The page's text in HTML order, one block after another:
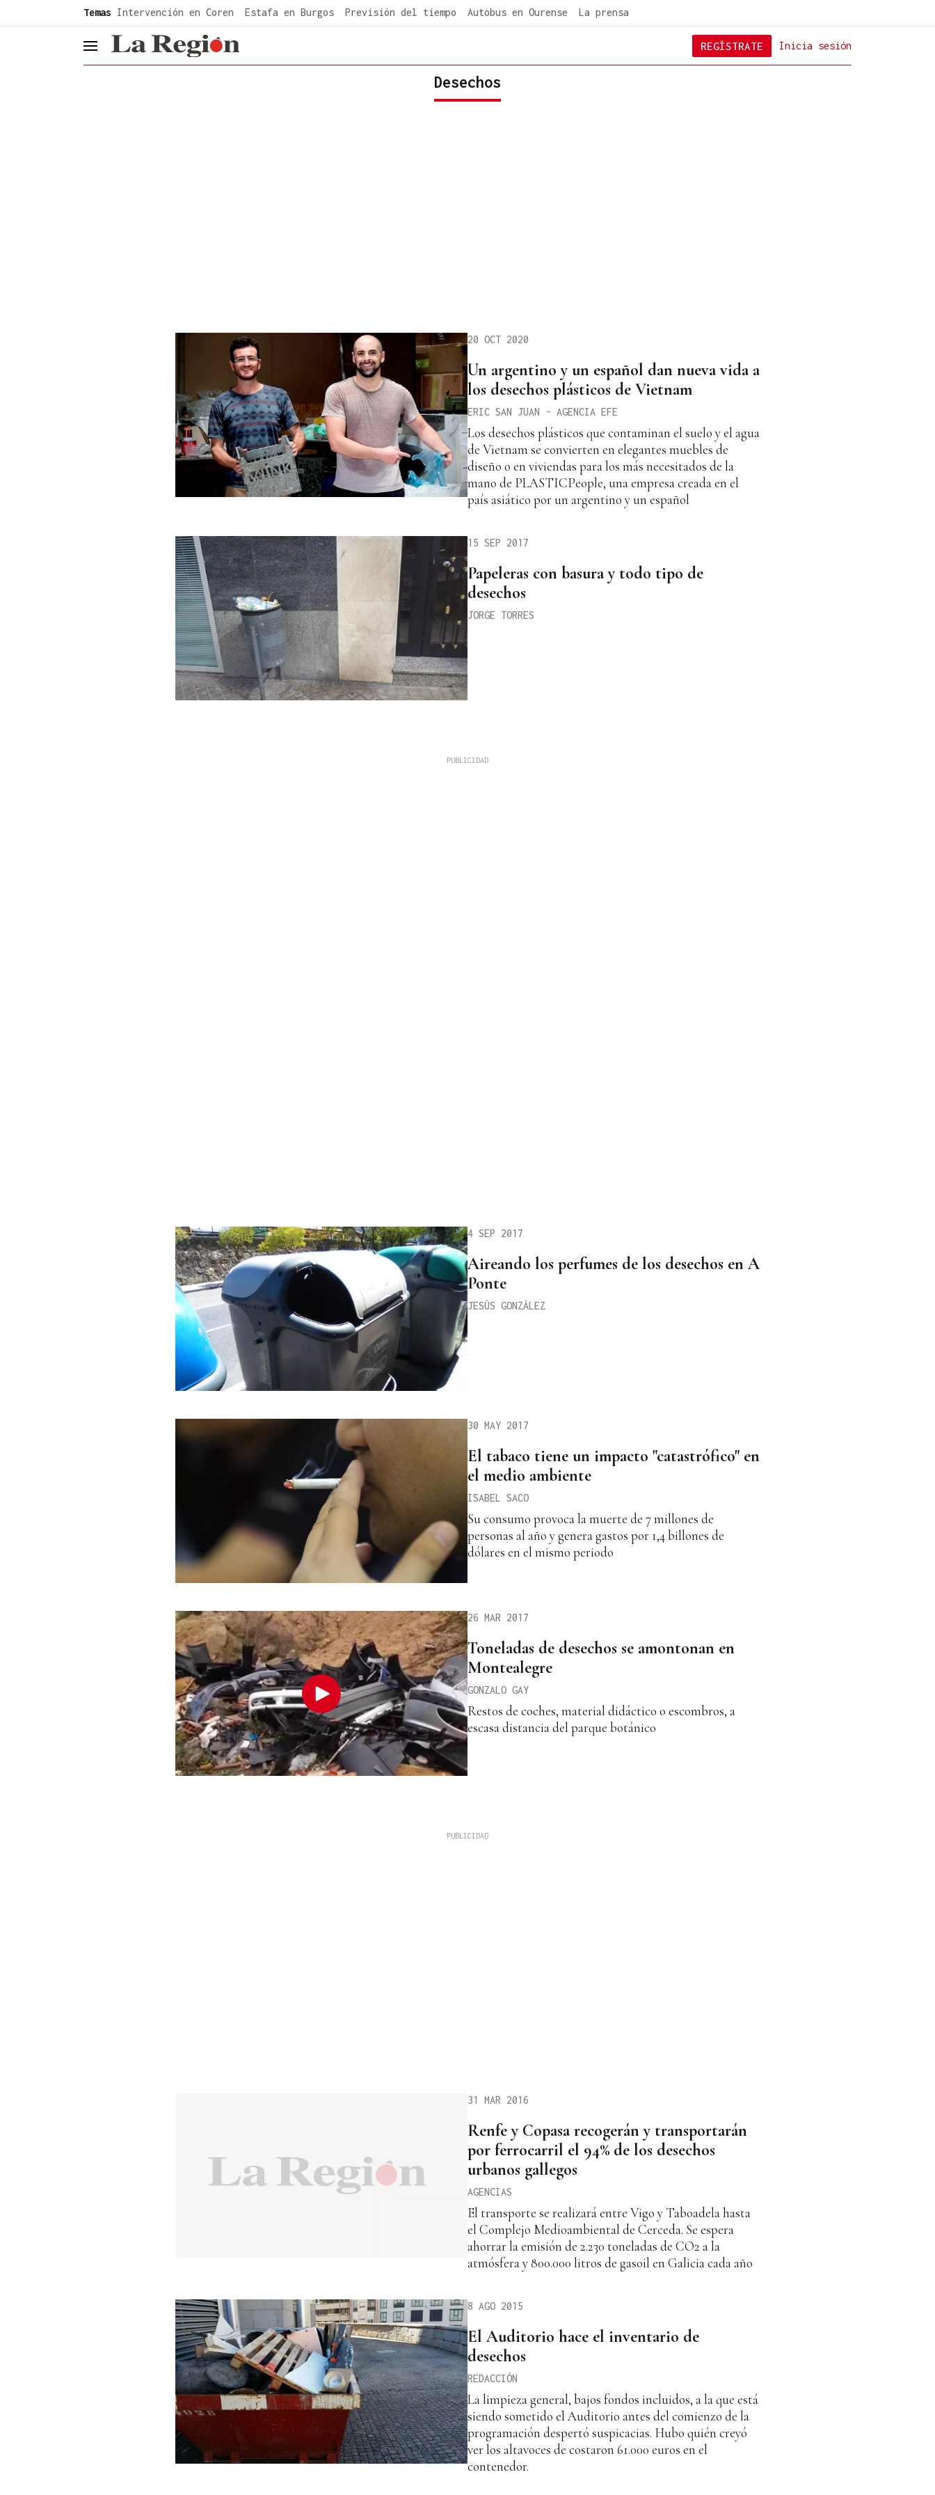
Temas Intervención en Coren Estafa en Burgos Previsión del tiempo Autobus en Ourense La prensa
header.menu.open Inicia sesión
REGÍSTRATE
Desechos
20 OCT 2020
Un argentino y un español dan nueva vida a
los desechos plásticos de Vietnam
ERIC SAN JUAN - AGENCIA EFE
Los desechos plásticos que contaminan el suelo y el agua
de Vietnam se convierten en elegantes muebles de
diseño o en viviendas para los más necesitados de la
mano de PLASTICPeople, una empresa creada en el
país asiático por un argentino y un español
15 SEP 2017
Papeleras con basura y todo tipo de
desechos
JORGE TORRES
4 SEP 2017
Aireando los perfumes de los desechos en A
Ponte
JESÚS GONZÁLEZ
30 MAY 2017
El tabaco tiene un impacto "catastrófico" en
el medio ambiente
ISABEL SACO
Su consumo provoca la muerte de 7 millones de
personas al año y genera gastos por 1,4 billones de
dólares en el mismo periodo
26 MAR 2017
Toneladas de desechos se amontonan en
Montealegre
GONZALO GAY
Restos de coches, material didáctico o escombros, a
escasa distancia del parque botánico
31 MAR 2016
Renfe y Copasa recogerán y transportarán
por ferrocarril el 94% de los desechos
urbanos gallegos
AGENCIAS
El transporte se realizará entre Vigo y Taboadela hasta
el Complejo Medioambiental de Cerceda. Se espera
ahorrar la emisión de 2.230 toneladas de CO2 a la
atmósfera y 800.000 litros de gasoil en Galicia cada año
8 AGO 2015
El Auditorio hace el inventario de
desechos
REDACCIÓN
La limpieza general, bajos fondos incluidos, a la que está
siendo sometido el Auditorio antes del comienzo de la
programación despertó suspicacias. Hubo quién creyó
ver los altavoces de costaron 61.000 euros en el
contenedor.